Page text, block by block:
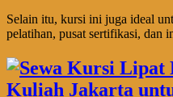
Selain itu, kursi ini juga ideal
pelatihan, pusat sertifikasi, dan